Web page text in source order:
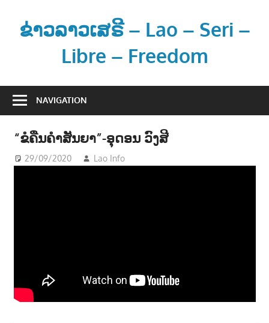
contentຂ່າວລາວເສຣີ – Lao – Seri –
Libre – Freedom
າ
ະ
ນ
NAVIGATION
“ຂໍຄືນຄຳສັນຍາ”-ອຸດອນ ວົງສີ
29/09/2020 Lao Info